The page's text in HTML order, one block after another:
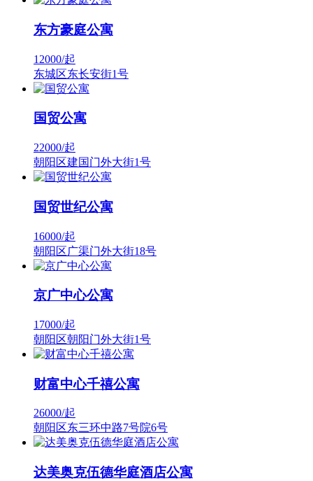
东方豪庭公寓
12000/起
东城区东长安街1号
国贸公寓
22000/起
朝阳区建国门外大街1号
国贸世纪公寓
16000/起
朝阳区广渠门外大街18号
京广中心公寓
17000/起
朝阳区朝阳门外大街1号
财富中心千禧公寓
26000/起
朝阳区东三环中路7号院6号
达美奥克伍德华庭酒店公寓